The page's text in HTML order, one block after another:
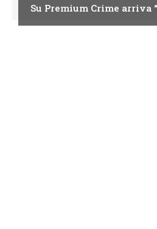
Su Premium Crime arriva